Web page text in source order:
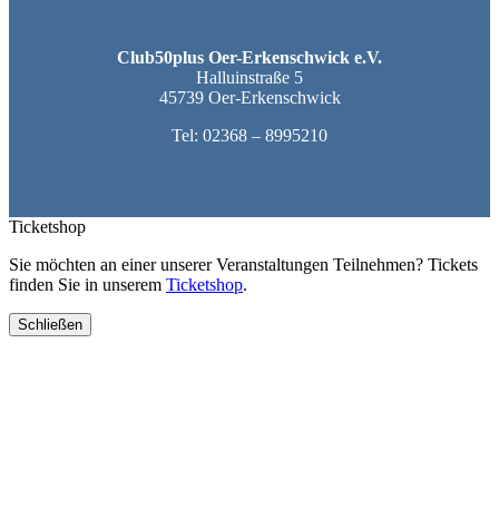
Club50plus Oer-Erkenschwick e.V.
Halluinstraße 5
45739 Oer-Erkenschwick
Tel: 02368 – 8995210
Ticketshop
Sie möchten an einer unserer Veranstaltungen Teilnehmen? Tickets
finden Sie in unserem Ticketshop.
Schließen